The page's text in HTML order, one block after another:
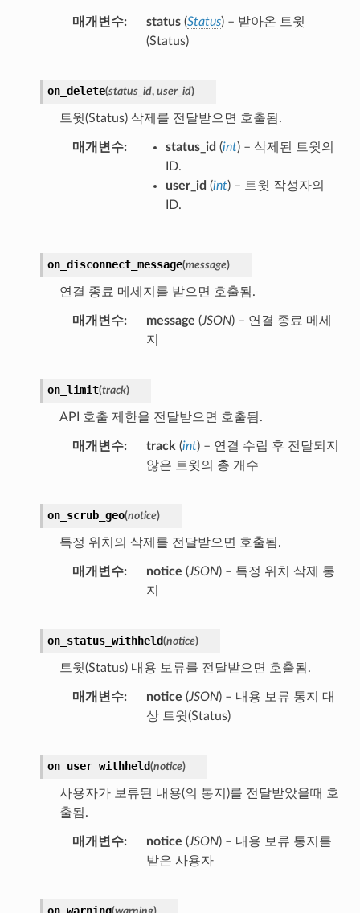
매개변수 status(Status) – 받아온 트윗
(Status)
on_delete(status_id, user_id)
트윗(Status) 삭제를 전달받으면 호출됨.
매개변수 status_id (int) – 삭제된 트윗의
ID.
user_id (int) – 트윗 작성자의
ID.
on_disconnect_message(message)
연결 종료 메세지를 받으면 호출됨.
매개변수 message (JSON) – 연결 종료 메세
지
on_limit(track)
API 호출 제한을 전달받으면 호출됨.
매개변수 track (int) – 연결 수립 후 전달되지
않은 트윗의 총 개수
on_scrub_geo(notice)
특정 위치의 삭제를 전달받으면 호출됨.
매개변수 notice (JSON) – 특정 위치 삭제 통
지
on_status_withheld(notice)
트윗(Status) 내용 보류를 전달받으면 호출됨.
매개변수 notice (JSON) – 내용 보류 통지 대
상 트윗(Status)
on_user_withheld(notice)
사용자가 보류된 내용(의 통지)를 전달받았을때 호
출됨.
매개변수 notice (JSON) – 내용 보류 통지를
받은 사용자